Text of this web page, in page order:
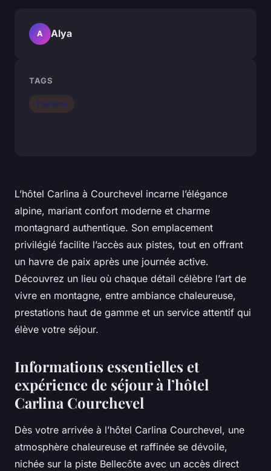
L’hôtel Carlina à Courchevel incarne l’élégance
alpine, mariant confort moderne et charme
montagnard authentique. Son emplacement
privilégié facilite l’accès aux pistes, tout en offrant
un havre de paix après une journée active.
Découvrez un lieu où chaque détail célèbre l’art de
vivre en montagne, entre ambiance chaleureuse,
prestations haut de gamme et un service attentif qui
élève votre séjour.
Informations essentielles et
expérience de séjour à l’hôtel
Carlina Courchevel
Dès votre arrivée à l’hôtel Carlina Courchevel, une
atmosphère chaleureuse et raffinée se dévoile,
nichée sur la piste Bellecôte avec un accès direct
A Alya
TAGS
Tourisme